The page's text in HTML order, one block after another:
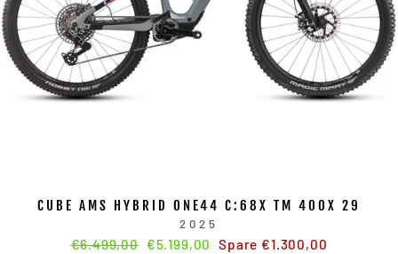
CUBE AMS HYBRID ONE44 C:68X TM 400X 29
2025
Normaler
€6.499,00 Sonderpreis
€5.199,00 Spare €1.300,00